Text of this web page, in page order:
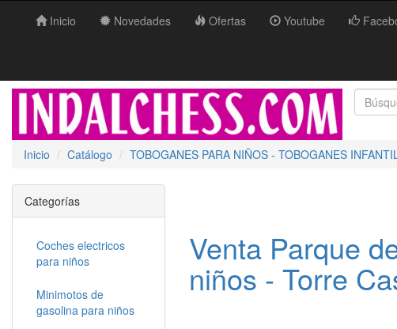
Inicio Novedades Ofertas Youtube
Inicio Catálogo TOBOGANES PARA NIÑOS - TOBOGANES
Venta Parque
niños - Torre
Categorías
Coches electricos
para niños
Minimotos de
gasolina para niños